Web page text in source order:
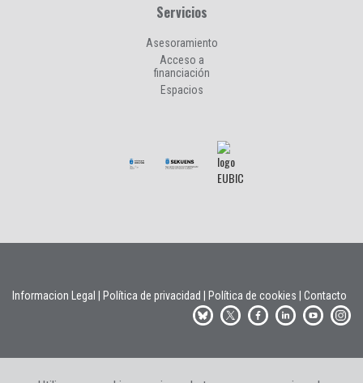
Servicios
Asesoramiento
Acceso a
financiación
Espacios
Informacion Legal Política de privacidad Política de cookies Contacto